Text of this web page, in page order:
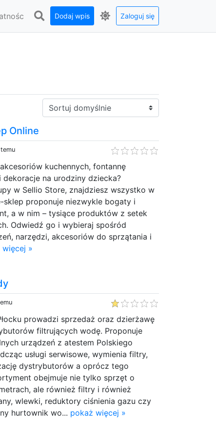
Dodaj wpis Zaloguj się
Sortuj:
Online
kuchennych, fontannę
na urodziny dziecka?
w Sellio Store, znajdziesz wszystko w
sklep proponuje niezwykle bogaty i
a w nim – tysiące produktów z setek
Odwiedź go i wybieraj spośród
narzędzi, akcesoriów do sprzątania i
więcej »
prowadzi sprzedaż oraz dzierżawę
filtrujących wodę. Proponuje
urządzeń z atestem Polskiego
usługi serwisowe, wymienia filtry,
dystrybutorów a oprócz tego
obejmuje nie tylko sprzęt o
ale również filtry i również
wlewki, reduktory ciśnienia gazu czy
hurtownik wo... pokaż więcej »